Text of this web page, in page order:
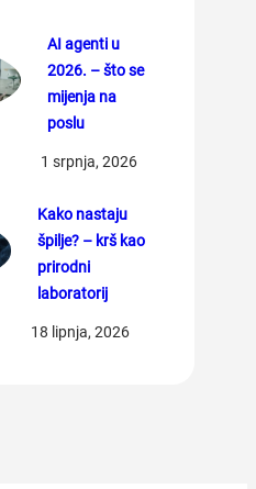
AI agenti u
2026. – što se
mijenja na
poslu
1 srpnja, 2026
Kako nastaju
špilje? – krš kao
prirodni
laboratorij
18 lipnja, 2026